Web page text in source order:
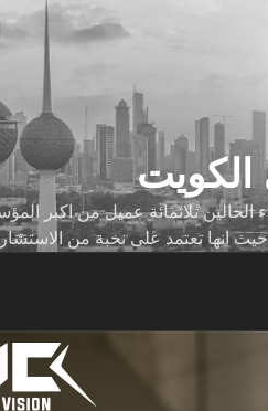
الكويت
الحالين ثلاثمائة عميل من اكبر
انها تعتمد على نخبة من